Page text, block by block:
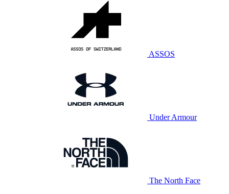
ASSOS
Under Armour
The North Face